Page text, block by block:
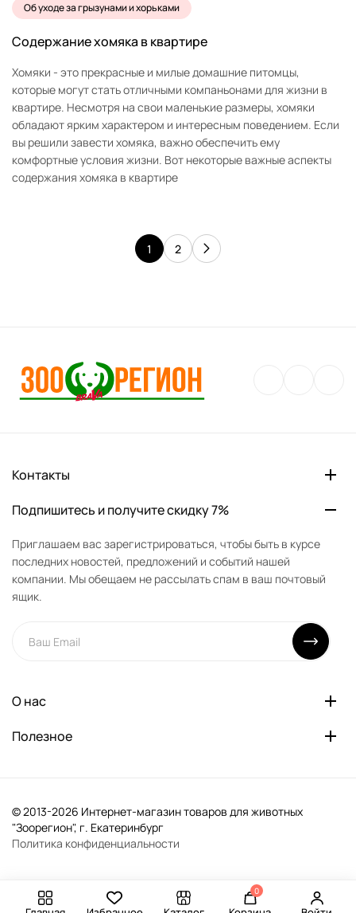
Об уходе за грызунами и хорьками
Содержание хомяка в квартире
Хомяки - это прекрасные и милые домашние питомцы,
которые могут стать отличными компаньонами для жизни в
квартире. Несмотря на свои маленькие размеры, хомяки
обладают ярким характером и интересным поведением. Если
вы решили завести хомяка, важно обеспечить ему
комфортные условия жизни. Вот некоторые важные аспекты
содержания хомяка в квартире
1 2
Контакты
Подпишитесь и получите скидку 7%
Приглашаем вас зарегистрироваться, чтобы быть в курсе
последних новостей, предложений и событий нашей
компании. Мы обещаем не рассылать спам в ваш почтовый
ящик.
О нас
Полезное
© 2013-2026 Интернет-магазин товаров для животных
"Зоорегион", г. Екатеринбург
Политика конфиденциальности
0